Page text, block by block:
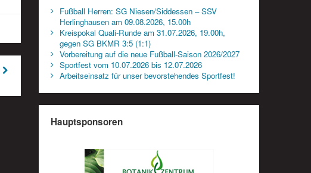
Fußball Herren: SG Niesen/Siddessen – SSV
Herlinghausen am 09.08.2026, 15.00h
Kreispokal Quali-Runde am 31.07.2026, 19.00h,
gegen SG BKMR 3:5 (1:1)
Vorbereitung auf die neue Fußball-Saison 2026/2027
Sportfest vom 10.07.2026 bis 12.07.2026
Arbeitseinsatz für unser bevorstehendes Sportfest!
Hauptsponsoren